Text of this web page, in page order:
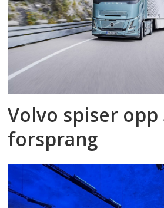
Volvo spiser opp
forsprang